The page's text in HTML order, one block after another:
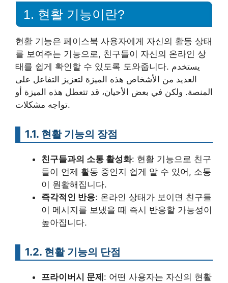
1. 현활 기능이란?
현활 기능은 페이스북 사용자에게 자신의 활동 상태
를 보여주는 기능으로, 친구들이 자신의 온라인 상
태를 쉽게 확인할 수 있도록 도와줍니다. يستخدم
العديد من الأشخاص هذه الميزة لتعزيز التفاعل على
المنصة. ولكن في بعض الأحيان، قد تتعطل هذه الميزة أو
تواجه مشكلات.
1.1. 현활 기능의 장점
친구들과의 소통 활성화: 현활 기능으로 친구
들이 언제 활동 중인지 쉽게 알 수 있어, 소통
이 원활해집니다.
즉각적인 반응: 온라인 상태가 보이면 친구들
이 메시지를 보냈을 때 즉시 반응할 가능성이
높아집니다.
1.2. 현활 기능의 단점
프라이버시 문제 : 어떤 사용자는 자신의 현활